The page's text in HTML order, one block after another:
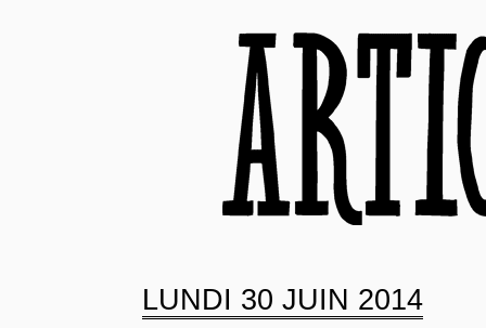
LUNDI 30 JUIN 2014